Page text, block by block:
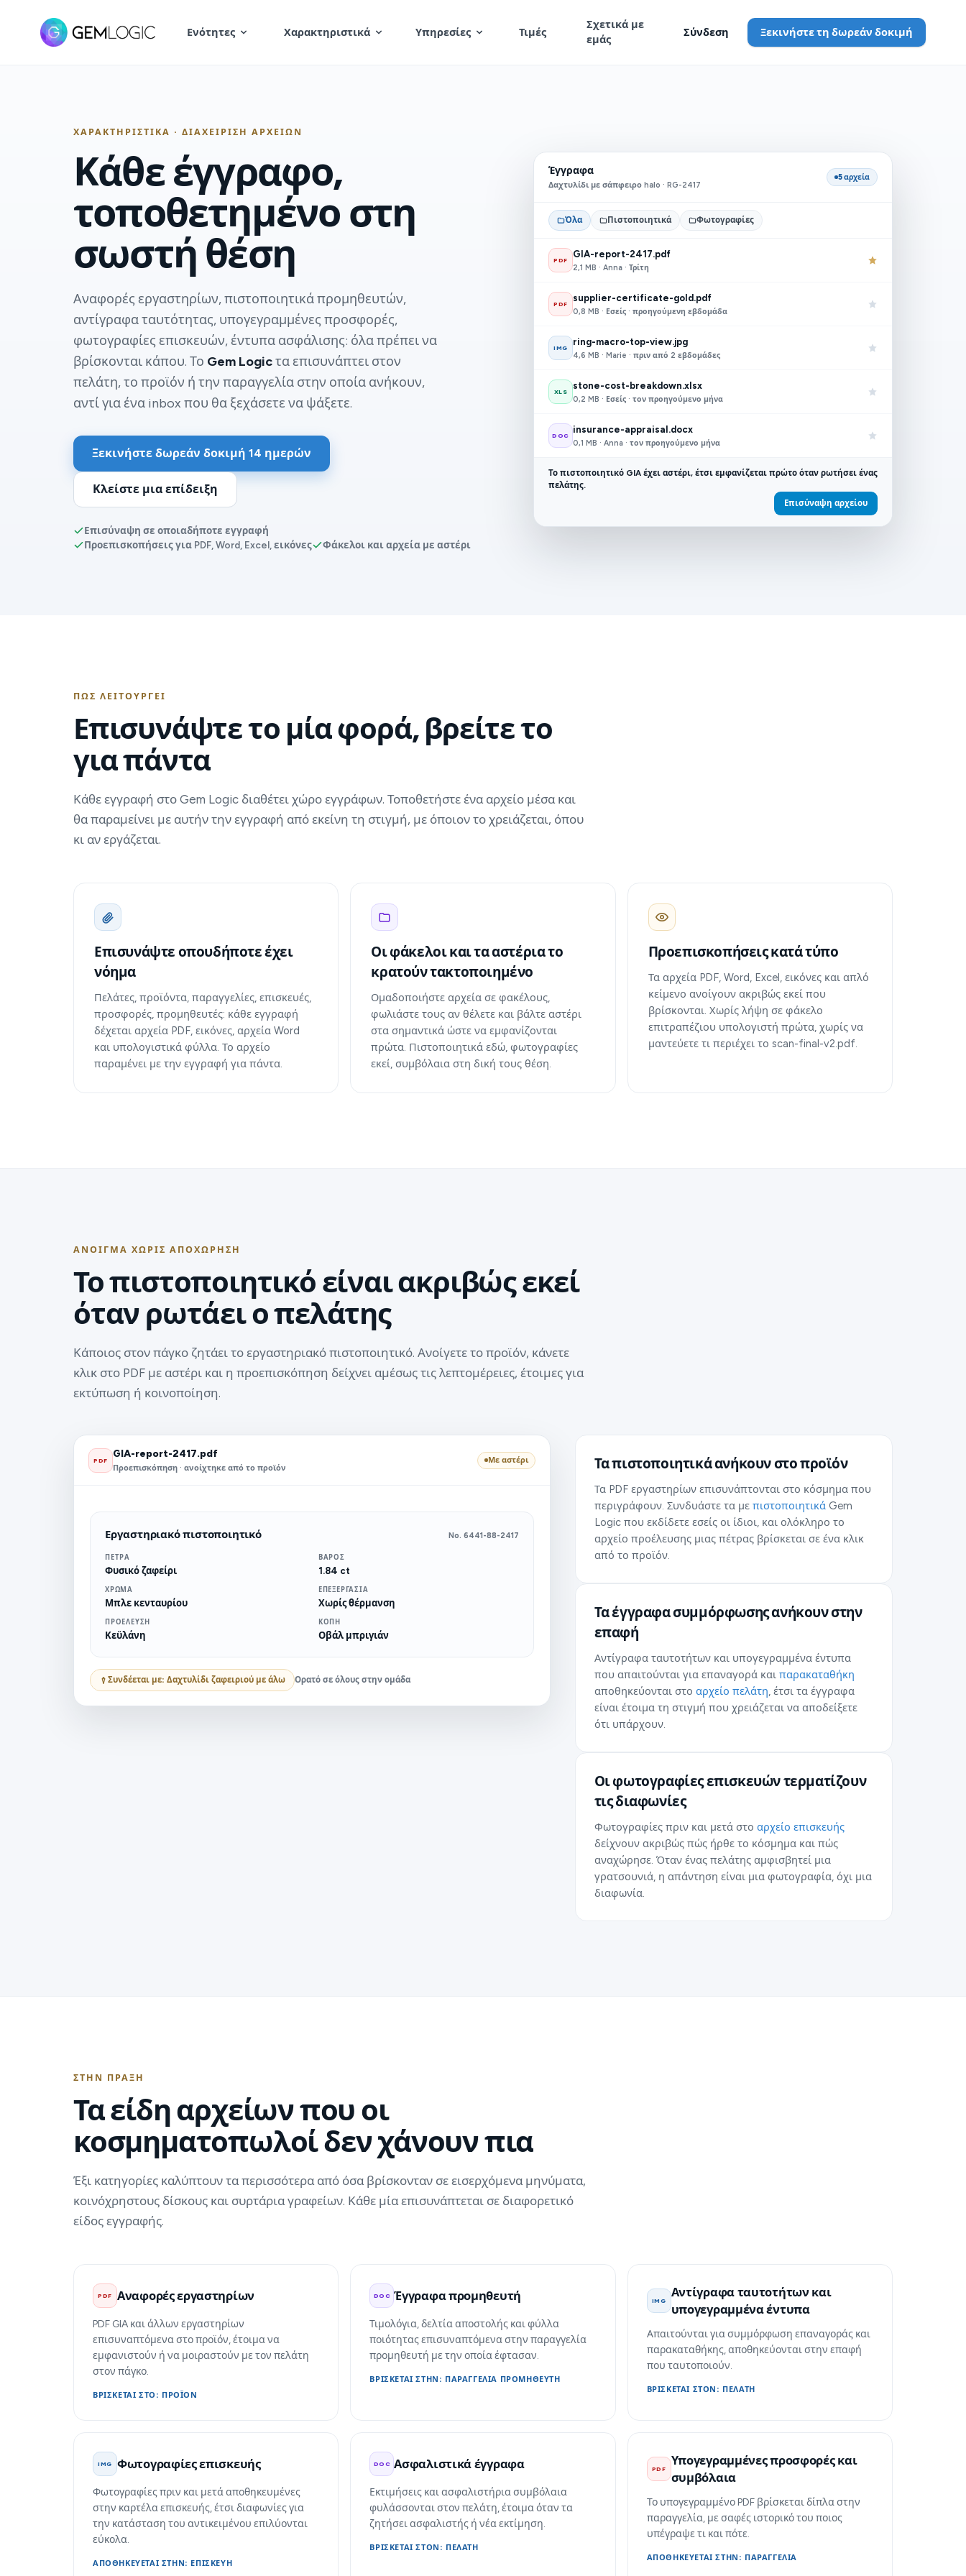
Ενότητες Χαρακτηριστικά Υπηρεσίες Τιμές
Σχετικά με
εμάς
Σύνδεση Ξεκινήστε τη δωρεάν δοκιμή
ΧΑΡΑΚΤΗΡΙΣΤΙΚΆ · ΔΙΑΧΕΊΡΙΣΗ ΑΡΧΕΊΩΝ
Κάθε έγγραφο,
τοποθετημένο στη
σωστή θέση
Αναφορές εργαστηρίων, πιστοποιητικά προμηθευτών,
αντίγραφα ταυτότητας, υπογεγραμμένες προσφορές,
φωτογραφίες επισκευών, έντυπα ασφάλισης: όλα πρέπει να
βρίσκονται κάπου. Το Gem Logicτα επισυνάπτει στον
πελάτη, το προϊόν ή την παραγγελία στην οποία ανήκουν,
αντί για ένα inbox που θα ξεχάσετε να ψάξετε.
Ξεκινήστε δωρεάν δοκιμή 14 ημερών
Κλείστε μια επίδειξη
Επισύναψη σε οποιαδήποτε εγγραφή
Προεπισκοπήσεις για PDF, Word, Excel, εικόνες
Φάκελοι και αρχεία με αστέρι
Έγγραφα
Δαχτυλίδι με σάπφειρο halo · RG-2417
5 αρχεία
Όλα Πιστοποιητικά Φωτογραφίες
PDF
GIA-report-2417.pdf
2,1 MB · Anna · Τρίτη
PDF
supplier-certificate-gold.pdf
0,8 MB · Εσείς · προηγούμενη εβδομάδα
IMG
ring-macro-top-view.jpg
4,6 MB · Marie · πριν από 2 εβδομάδες
XLS
stone-cost-breakdown.xlsx
0,2 MB · Εσείς · τον προηγούμενο μήνα
DOC
insurance-appraisal.docx
0,1 MB · Anna · τον προηγούμενο μήνα
Το πιστοποιητικό GIA έχει αστέρι, έτσι εμφανίζεται πρώτο όταν ρωτήσει ένας
πελάτης.
Επισύναψη αρχείου
ΠΏΣ ΛΕΙΤΟΥΡΓΕΊ
Επισυνάψτε το μία φορά, βρείτε το
για πάντα
Κάθε εγγραφή στο Gem Logic διαθέτει χώρο εγγράφων. Τοποθετήστε ένα αρχείο μέσα και
θα παραμείνει με αυτήν την εγγραφή από εκείνη τη στιγμή, με όποιον το χρειάζεται, όπου
κι αν εργάζεται.
Επισυνάψτε οπουδήποτε έχει
νόημα
Πελάτες, προϊόντα, παραγγελίες, επισκευές,
προσφορές, προμηθευτές: κάθε εγγραφή
δέχεται αρχεία PDF, εικόνες, αρχεία Word
και υπολογιστικά φύλλα. Το αρχείο
παραμένει με την εγγραφή για πάντα.
Οι φάκελοι και τα αστέρια το
κρατούν τακτοποιημένο
Ομαδοποιήστε αρχεία σε φακέλους,
φωλιάστε τους αν θέλετε και βάλτε αστέρι
στα σημαντικά ώστε να εμφανίζονται
πρώτα. Πιστοποιητικά εδώ, φωτογραφίες
εκεί, συμβόλαια στη δική τους θέση.
Προεπισκοπήσεις κατά τύπο
Τα αρχεία PDF, Word, Excel, εικόνες και απλό
κείμενο ανοίγουν ακριβώς εκεί που
βρίσκονται. Χωρίς λήψη σε φάκελο
επιτραπέζιου υπολογιστή πρώτα, χωρίς να
μαντεύετε τι περιέχει το scan-final-v2.pdf.
ΆΝΟΙΓΜΑ ΧΩΡΊΣ ΑΠΟΧΏΡΗΣΗ
Το πιστοποιητικό είναι ακριβώς εκεί
όταν ρωτάει ο πελάτης
Κάποιος στον πάγκο ζητάει το εργαστηριακό πιστοποιητικό. Ανοίγετε το προϊόν, κάνετε
κλικ στο PDF με αστέρι και η προεπισκόπηση δείχνει αμέσως τις λεπτομέρειες, έτοιμες για
εκτύπωση ή κοινοποίηση.
PDF
GIA-report-2417.pdf
Προεπισκόπηση · ανοίχτηκε από το προϊόν
Με αστέρι
Εργαστηριακό πιστοποιητικό No. 6441-88-2417
ΠΈΤΡΑ
Φυσικό ζαφείρι
ΒΆΡΟΣ
1.84 ct
ΧΡΏΜΑ
Μπλε κενταυρίου
ΕΠΕΞΕΡΓΑΣΊΑ
Χωρίς θέρμανση
ΠΡΟΈΛΕΥΣΗ
Κεϋλάνη
ΚΟΠΉ
Οβάλ μπριγιάν
Συνδέεται με: Δαχτυλίδι ζαφειριού με άλω Ορατό σε όλους στην ομάδα
Τα πιστοποιητικά ανήκουν στο προϊόν
Τα PDF εργαστηρίων επισυνάπτονται στο κόσμημα που
περιγράφουν. Συνδυάστε τα με πιστοποιητικάGem
Logic που εκδίδετε εσείς οι ίδιοι, και ολόκληρο το
αρχείο προέλευσης μιας πέτρας βρίσκεται σε ένα κλικ
από το προϊόν.
Τα έγγραφα συμμόρφωσης ανήκουν στην
επαφή
Αντίγραφα ταυτοτήτων και υπογεγραμμένα έντυπα
που απαιτούνται για επαναγορά και παρακαταθήκη
αποθηκεύονται στο αρχείο πελάτη, έτσι τα έγγραφα
είναι έτοιμα τη στιγμή που χρειάζεται να αποδείξετε
ότι υπάρχουν.
Οι φωτογραφίες επισκευών τερματίζουν
τις διαφωνίες
Φωτογραφίες πριν και μετά στο αρχείο επισκευής
δείχνουν ακριβώς πώς ήρθε το κόσμημα και πώς
αναχώρησε. Όταν ένας πελάτης αμφισβητεί μια
γρατσουνιά, η απάντηση είναι μια φωτογραφία, όχι μια
διαφωνία.
ΣΤΗΝ ΠΡΆΞΗ
Τα είδη αρχείων που οι
κοσμηματοπωλοί δεν χάνουν πια
Έξι κατηγορίες καλύπτουν τα περισσότερα από όσα βρίσκονταν σε εισερχόμενα μηνύματα,
κοινόχρηστους δίσκους και συρτάρια γραφείων. Κάθε μία επισυνάπτεται σε διαφορετικό
είδος εγγραφής.
PDF Αναφορές εργαστηρίων
PDF GIA και άλλων εργαστηρίων
επισυναπτόμενα στο προϊόν, έτοιμα να
εμφανιστούν ή να μοιραστούν με τον πελάτη
στον πάγκο.
ΒΡΊΣΚΕΤΑΙ ΣΤΟ: ΠΡΟΪΌΝ
DOC Έγγραφα προμηθευτή
Τιμολόγια, δελτία αποστολής και φύλλα
ποιότητας επισυναπτόμενα στην παραγγελία
προμηθευτή με την οποία έφτασαν.
ΒΡΊΣΚΕΤΑΙ ΣΤΗΝ: ΠΑΡΑΓΓΕΛΊΑ ΠΡΟΜΗΘΕΥΤΉ
IMG
Αντίγραφα ταυτοτήτων και
υπογεγραμμένα έντυπα
Απαιτούνται για συμμόρφωση επαναγοράς και
παρακαταθήκης, αποθηκεύονται στην επαφή
που ταυτοποιούν.
ΒΡΊΣΚΕΤΑΙ ΣΤΟΝ: ΠΕΛΆΤΗ
IMG Φωτογραφίες επισκευής
Φωτογραφίες πριν και μετά αποθηκευμένες
στην καρτέλα επισκευής, έτσι διαφωνίες για
την κατάσταση του αντικειμένου επιλύονται
εύκολα.
ΑΠΟΘΗΚΕΎΕΤΑΙ ΣΤΗΝ: ΕΠΙΣΚΕΥΉ
DOC Ασφαλιστικά έγγραφα
Εκτιμήσεις και ασφαλιστήρια συμβόλαια
φυλάσσονται στον πελάτη, έτοιμα όταν τα
ζητήσει ασφαλιστής ή νέα εκτίμηση.
ΒΡΊΣΚΕΤΑΙ ΣΤΟΝ: ΠΕΛΆΤΗ
PDF
Υπογεγραμμένες προσφορές και
συμβόλαια
Το υπογεγραμμένο PDF βρίσκεται δίπλα στην
παραγγελία, με σαφές ιστορικό του ποιος
υπέγραψε τι και πότε.
ΑΠΟΘΗΚΕΎΕΤΑΙ ΣΤΗΝ: ΠΑΡΑΓΓΕΛΊΑ